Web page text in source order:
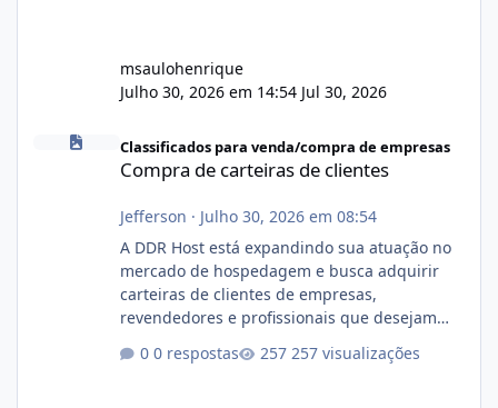
msaulohenrique
Julho 30, 2026 em 14:54 Jul 30, 2026
Compra de carteiras de clientes
Classificados para venda/compra de empresas
Compra de carteiras de clientes
Jefferson · Julho 30, 2026 em 08:54
A DDR Host está expandindo sua atuação no
mercado de hospedagem e busca adquirir
carteiras de clientes de empresas,
revendedores e profissionais que desejam
operação. Se você possui clientes ativos de
0 respostas 257 visualizações